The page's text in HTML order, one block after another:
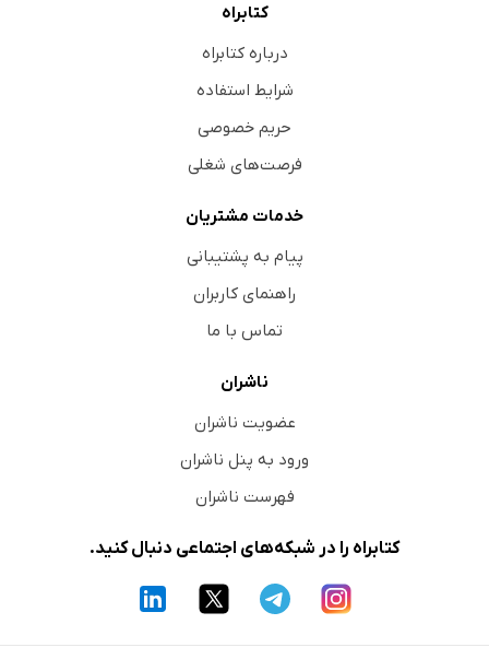
کتابراه
درباره کتابراه
شرایط استفاده
حریم خصوصی
فرصت‌های شغلی
خدمات مشتریان
پیام به پشتیبانی
راهنمای کاربران
تماس با ما
ناشران
عضویت ناشران
ورود به پنل ناشران
فهرست ناشران
کتابراه را در شبکه‌های اجتماعی دنبال کنید.